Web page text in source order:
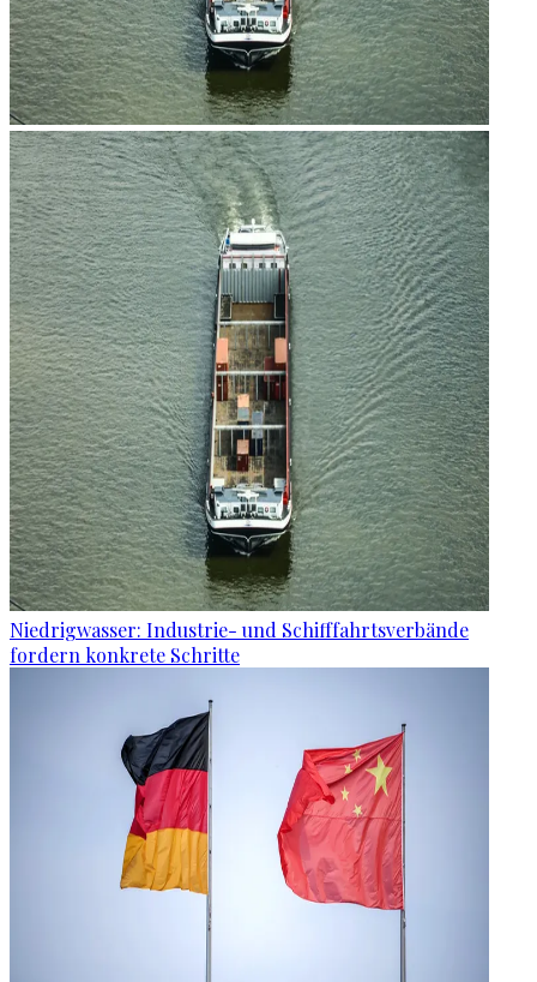
Niedrigwasser: Industrie- und Schifffahrtsverbände
fordern konkrete Schritte